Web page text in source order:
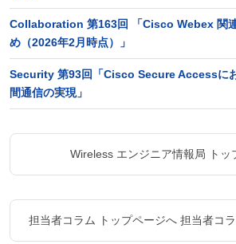
Collaboration 第163回 「Cisco Webex 関
め（2026年2月時点）」
Security 第93回「Cisco Secure Accessに
間通信の実現」
Wireless エンジニア情報局 トッ
担当者コラム トップページへ 担当者コ